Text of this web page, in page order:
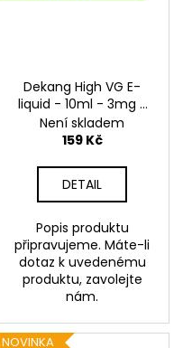
Dekang High VG E-
liquid - 10ml - 3mg -
Luscious Sandia
(Vodní meloun)
Není skladem
159 Kč
DETAIL
Popis produktu
připravujeme. Máte-li
dotaz k uvedenému
produktu, zavolejte
nám.
NOVINKA